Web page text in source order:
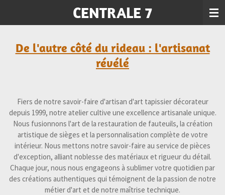
principal
CENTRALE 7
De l'autre côté du rideau : l'artisanat
révélé
Fiers de notre savoir-faire d'artisan d'art tapissier décorateur
depuis 1999, notre atelier cultive une excellence artisanale unique.
Nous fusionnons l'art de la restauration de fauteuils, la création
artistique de sièges et la personnalisation complète de votre
intérieur. Nous mettons notre savoir-faire au service de pièces
d'exception, alliant noblesse des matériaux et rigueur du détail.
Chaque jour, nous nous engageons à sublimer votre quotidien par
des créations authentiques qui témoignent de la passion de notre
métier d'art et de notre maîtrise technique.